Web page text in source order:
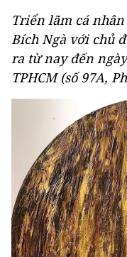
Triển lãm cá
Bích Ngà với chủ
ra từ nay đến
TPHCM (số 97A,